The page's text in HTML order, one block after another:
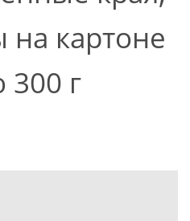
на картоне
300 г